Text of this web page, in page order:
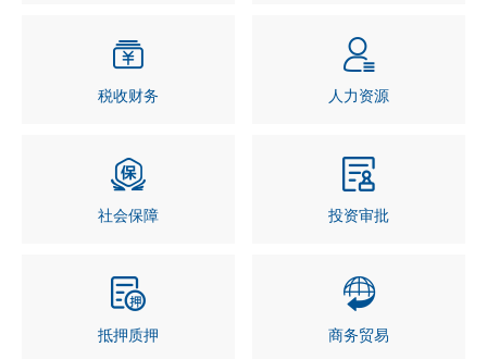
税收财务 人力资源
社会保障 投资审批
抵押质押 商务贸易